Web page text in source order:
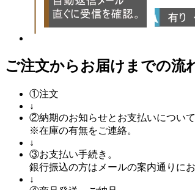
ご注文からお届けまでの流
①注文
↓
②納期のお知らせとお支払いについ
※在庫の有無をご連絡。
↓
③お支払い手続き。
銀行振込の方はメールの案内通りに
↓